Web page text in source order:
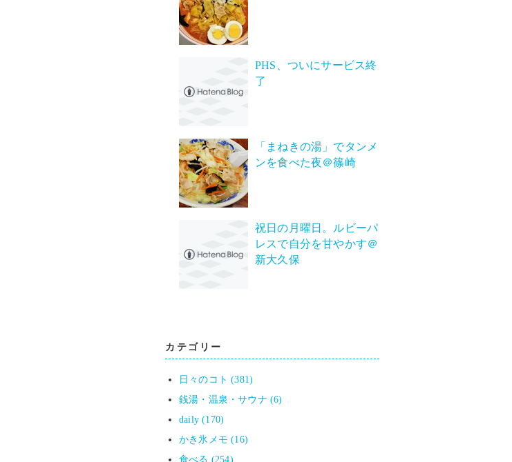
PHS、ついにサービス終
了
「まねきの湯」でタンメ
ンを食べた夜＠篠崎
祝日の月曜日。ルビーパ
レスで自分を甘やかす＠
新大久保
カテゴリー
日々のコト (381)
銭湯・温泉・サウナ (6)
daily (170)
かき氷メモ (16)
食べる (254)